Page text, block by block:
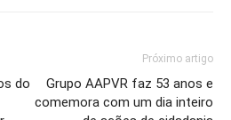
do
Próximo artigo
Grupo AAPVR faz 53 anos e
comemora com um dia inteiro